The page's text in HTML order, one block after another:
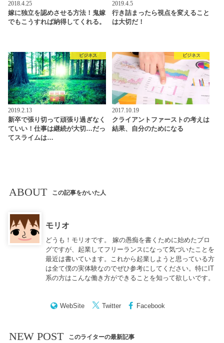
2018.4.25
嫁に独立を認めさせる方法！鬼嫁
でもこうすれば納得してくれる。
2019.4.5
行き詰まったら視点を変えること
は大切だ！
ビジネス
2019.2.13
新卒で張り切って頑張り過ぎなく
ていい！仕事は継続が大切…だっ
てスライムは…
ビジネス
2017.10.19
クライアントファーストの考えは
結果、自分のためになる
ABOUT この記事をかいた人
モリオ
どうも！モリオです。 嫁の愚痴を書くために始めたブロ
グですが、起業してフリーランスになって気づいたことを
最近は書いています。これから起業しようと思っている方
は全て僕の実体験なのでぜひ参考にしてください。特にIT
系の方はこんな働き方ができることを知って欲しいです。
WebSite Twitter Facebook
NEW POST このライターの最新記事